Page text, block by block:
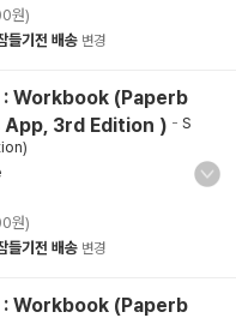
원)
들기전 배송 변경
Workbook (Paperb
App, 3rd Edition ) - S
원)
들기전 배송 변경
Workbook (Paperb